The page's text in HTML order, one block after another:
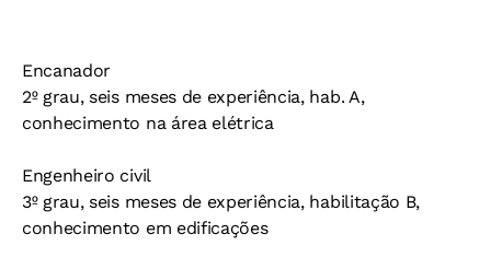
Encanador
2º grau, seis meses de experiência, hab. A,
conhecimento na área elétrica
Engenheiro civil
3º grau, seis meses de experiência, habilitação B,
conhecimento em edificações